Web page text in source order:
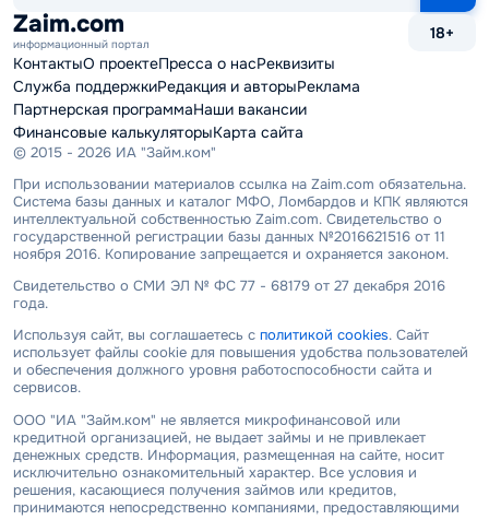
сайту
Zaim.com
информационный портал
18+
КонтактыО проектеПресса о насРеквизиты
Служба поддержкиРедакция и авторыРеклама
Партнерская программаНаши вакансии
Финансовые калькуляторыКарта сайта
© 2015 - 2026 ИА "Займ.ком"
При использовании материалов ссылка на Zaim.com обязательна.
Система базы данных и каталог МФО, Ломбардов и КПК являются
интеллектуальной собственностью Zaim.com. Свидетельство о
государственной регистрации базы данных №2016621516 от 11
ноября 2016. Копирование запрещается и охраняется законом.
Свидетельство о СМИ ЭЛ № ФС 77 - 68179 от 27 декабря 2016
года.
Используя сайт, вы соглашаетесь с политикой cookies. Сайт
использует файлы cookie для повышения удобства пользователей
и обеспечения должного уровня работоспособности сайта и
сервисов.
ООО "ИА "Займ.ком" не является микрофинансовой или
кредитной организацией, не выдает займы и не привлекает
денежных средств. Информация, размещенная на сайте, носит
исключительно ознакомительный характер. Все условия и
решения, касающиеся получения займов или кредитов,
принимаются непосредственно компаниями, предоставляющими